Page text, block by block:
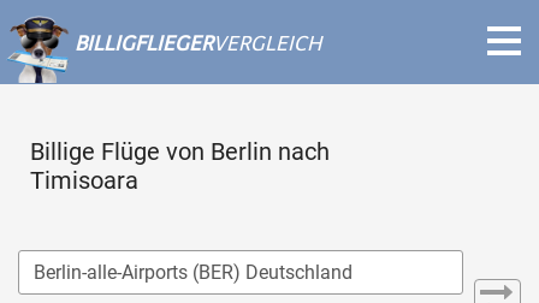
BILLIGFLIEGERVERGLEICH
Billige Flüge von Berlin nach
Timisoara